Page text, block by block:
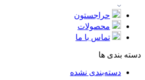
حراجستون
محصولات
تماس با ما
دسته بندی ها
دسته‌بندی نشده